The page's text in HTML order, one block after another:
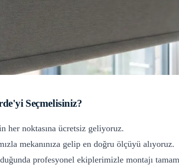
Seçmelisiniz?
her noktasına ücretsiz geliyoruz.
mekanınıza gelip en doğru ölçüyü alıyoruz.
profesyonel ekiplerimizle montajı